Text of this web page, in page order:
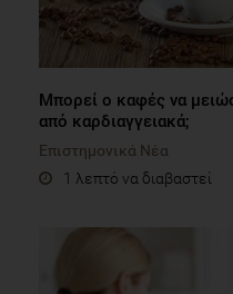
Μπορεί ο καφές να
από καρδιαγγειακά;
Επιστημονικά Νέα
1 λεπτό να διαβαστεί